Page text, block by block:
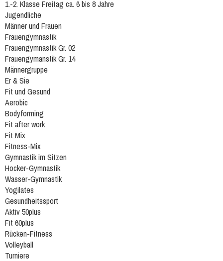
1.-2. Klasse Freitag ca. 6 bis 8 Jahre
Jugendliche
Männer und Frauen
Frauengymnastik
Frauengymnastik Gr. 02
Frauengymanstik Gr. 14
Männergruppe
Er & Sie
Fit und Gesund
Aerobic
Bodyforming
Fit after work
Fit Mix
Fitness-Mix
Gymnastik im Sitzen
Hocker-Gymnastik
Wasser-Gymnastik
Yogilates
Gesundheitssport
Aktiv 50plus
Fit 60plus
Rücken-Fitness
Volleyball
Turniere